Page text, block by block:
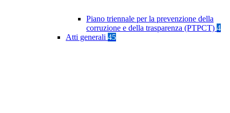
Piano triennale per la prevenzione della
corruzione e della trasparenza (PTPCT) 4
Atti generali 45